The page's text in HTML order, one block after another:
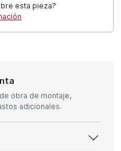
esta pieza?
obra de montaje,
adicionales.